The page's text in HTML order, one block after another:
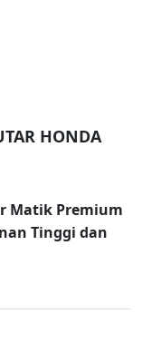
HONDA
Matik Premium
Tinggi dan